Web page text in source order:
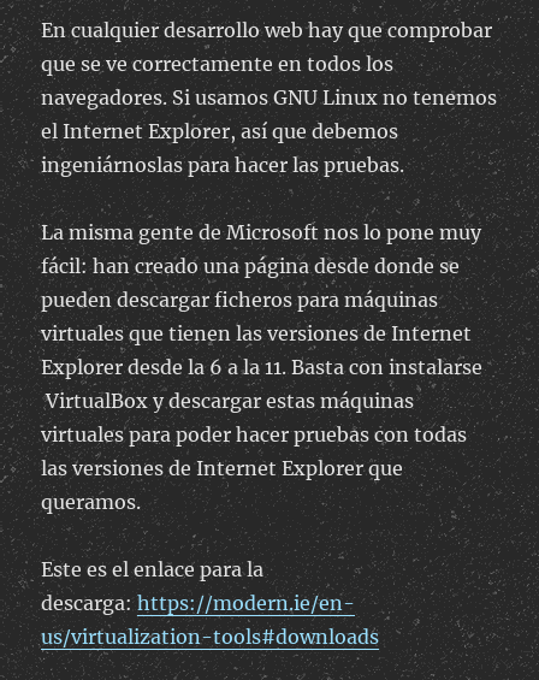
En cualquier desarrollo web hay que comprobar
que se ve correctamente en todos los
navegadores. Si usamos GNU Linux no tenemos
el Internet Explorer, así que debemos
ingeniárnoslas para hacer las pruebas.
La misma gente de Microsoft nos lo pone muy
fácil: han creado una página desde donde se
pueden descargar ficheros para máquinas
virtuales que tienen las versiones de Internet
Explorer desde la 6 a la 11. Basta con instalarse
VirtualBox y descargar estas máquinas
virtuales para poder hacer pruebas con todas
las versiones de Internet Explorer que
queramos.
Este es el enlace para la
descarga:https://modern.ie/en-
us/virtualization-tools#downloads